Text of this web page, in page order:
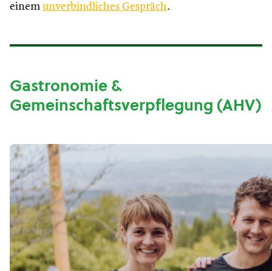
einem unverbindliches Gespräch.
Gastronomie &
Gemeinschaftsverpflegung (AHV)